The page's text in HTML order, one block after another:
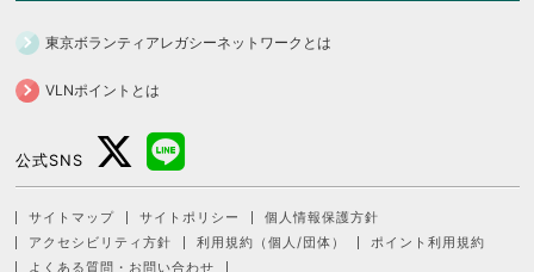
東京ボランティアレガシーネットワークとは
VLNポイントとは
公式SNS
サイトマップ サイトポリシー
個人情報保護方針
アクセシビリティ方針
利用規約（個人/団体）
ポイント利用規約
よくある質問・お問い合わせ